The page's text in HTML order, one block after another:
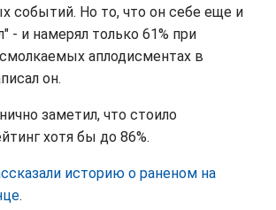
событий. Но то, что он себе еще и
- и намерял только 61% при
аплодисментах в
он.
заметил, что стоило
хотя бы до 86%.
историю о раненом на
.